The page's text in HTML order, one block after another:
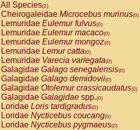
All Species(2)
Cheirogaleidae Microcebus murinus(0)
Lemuridae Eulemur fulvus(0)
Lemuridae Eulemur macaco(0)
Lemuridae Eulemur mongoz(0)
Lemuridae Lemur catta(0)
Lemuridae Varecia variegata(0)
Galagidae Galago senegalensis(0)
Galagidae Galago demidovii(0)
Galagidae Otolemur crassicaudatus(0)
Galagidae Galagidae spp.(0)
Loridae Loris tardigradus(0)
Loridae Nycticebus coucang(0)
Loridae Nycticebus pygmaeus(0)